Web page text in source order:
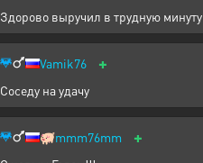
Здорово выручил в трудную минуту
Vamik76 +
Соседу на удачу
🐖mmm76mm +